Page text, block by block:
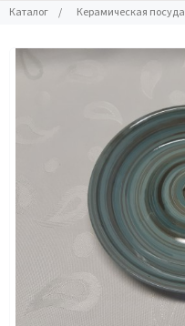
Каталог / Керамическая посуда